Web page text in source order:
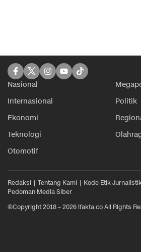
Nasional
Internasional
Politik
Ekonomi
Teknologi
Otomotif
Redaksi Tentang Kami Kode Etik
Pedoman Media Siber
©Copyright 2018 – 2026 ifakta.co All Rights